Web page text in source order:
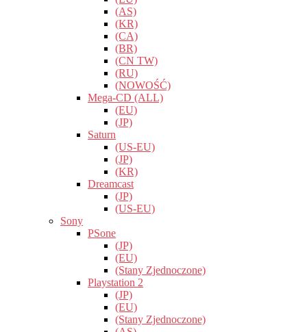
(AS)
(KR)
(CA)
(BR)
(CN TW)
(RU)
(NOWOŚĆ)
Mega-CD (ALL)
(EU)
(JP)
Saturn
(US-EU)
(JP)
(KR)
Dreamcast
(JP)
(US-EU)
Sony
PSone
(JP)
(EU)
(Stany Zjednoczone)
Playstation 2
(JP)
(EU)
(Stany Zjednoczone)